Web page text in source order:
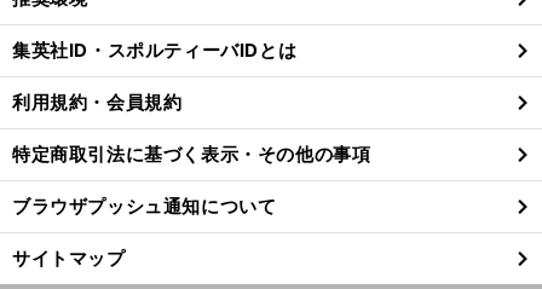
閉
る
集英社ID・スポルティーバIDとは
利用規約・会員規約
特定商取引法に基づく表示・その他の事項
ブラウザプッシュ通知について
サイトマップ